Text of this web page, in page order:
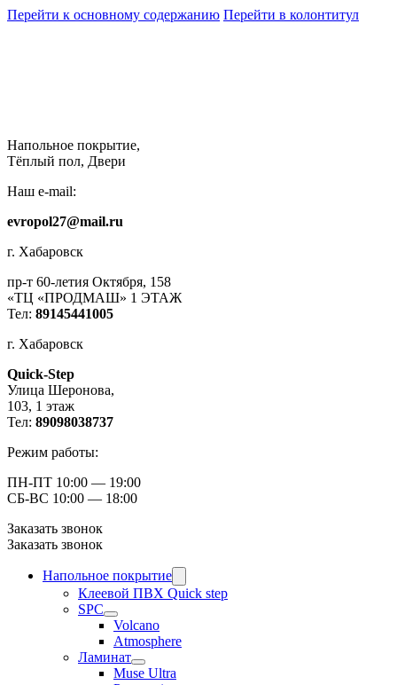
Перейти к основному содержанию Перейти в колонтитул
Напольное покрытие,
Тёплый пол, Двери
Наш e-mail:
evropol27@mail.ru
г. Хабаровск
пр-т 60-летия Октября, 158
«ТЦ «ПРОДМАШ» 1 ЭТАЖ
Тел: 89145441005
г. Хабаровск
Quick-Step
​Улица Шеронова,
103, ​1 этаж
Тел: 89098038737
Режим работы:
ПН-ПТ 10:00 — 19:00
СБ-ВС 10:00 — 18:00
Заказать звонок
Заказать звонок
Напольное покрытие
Клеевой ПВХ Quick step
SPC
Volcano
Atmosphere
Ламинат
Muse Ultra